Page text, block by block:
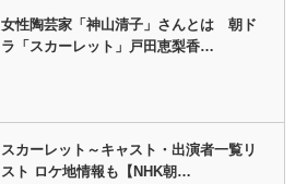
女性陶芸家「神山清子」さんとは 朝ド
ラ「スカーレット」戸田恵梨香…
スカーレット～キャスト・出演者一覧リ
スト ロケ地情報も【NHK朝…